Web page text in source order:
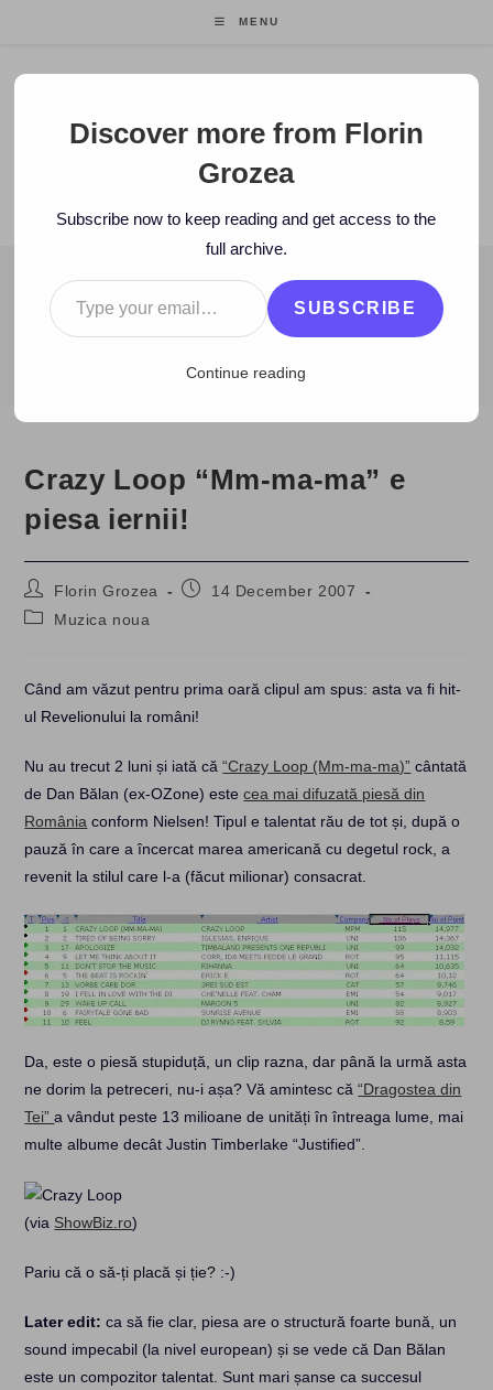
MENU
Florin Grozea
ENTREPRENEUR. FOUNDER/CEO MOCAPP.
BLOG
2007 > December > 14 > Muzica noua > Crazy Loop “Mm-ma-
Crazy Loop “Mm-ma-ma” e
piesa iernii!
Post
author:
Florin Grozea
Post14 December 2007
PostMuzica noua
Când am văzut pentru prima oară clipul am spus: asta va fi hit-
ul Revelionului la români!
Nu au trecut 2 luni și iată că“Crazy Loop (Mm-ma-ma)” cântată
de Dan Bălan (ex-OZone) estecea mai difuzată piesă din
România conform Nielsen! Tipul e talentat rău de tot și, după o
pauză în care a încercat marea americană cu degetul rock, a
revenit la stilul care l-a (făcut milionar) consacrat.
Da, este o piesă stupiduță, un clip razna, dar până la urmă asta
ne dorim la petreceri, nu-i așa? Vă amintesc că“Dragostea din
Tei”a vândut peste 13 milioane de unități în întreaga lume, mai
multe albume decât Justin Timberlake “Justified”.
(via ShowBiz.ro)
Pariu că o să-ți placă și ție? :-)
Later edit: ca să fie clar, piesa are o structură foarte bună, un
sound impecabil (la nivel european) și se vede că Dan Bălan
este un compozitor talentat. Sunt mari șanse ca succesul
Discover more from Florin
Grozea
Subscribe now to keep reading and get access to the
full archive.
Type your email…
SUBSCRIBE
Continue reading